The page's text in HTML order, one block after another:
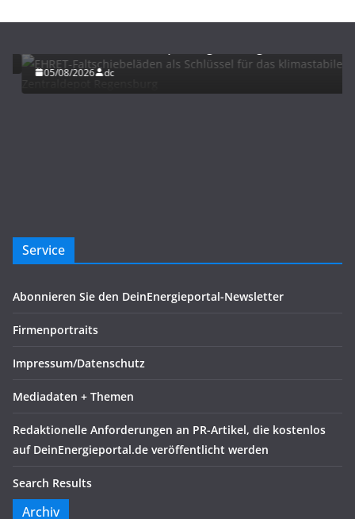
05/08/2026 dc
Service
Abonnieren Sie den DeinEnergieportal-Newsletter
Firmenportraits
Impressum/Datenschutz
Mediadaten + Themen
Redaktionelle Anforderungen an PR-Artikel, die kostenlos
auf DeinEnergieportal.de veröffentlicht werden
Search Results
Archiv